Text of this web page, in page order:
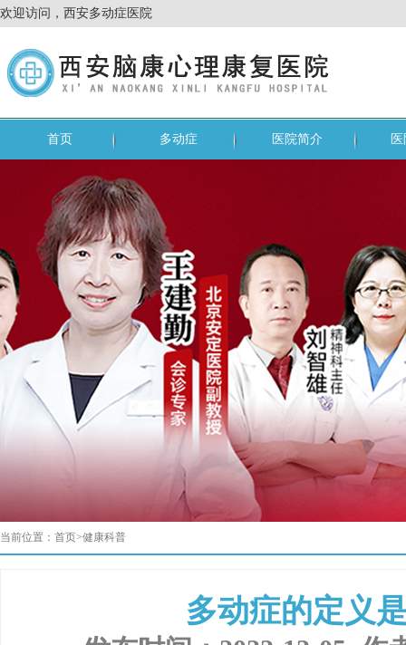
欢迎访问，西安多动症医院
首页 多动症 医院简介
当前位置： 首页>健康科普
多动症的定义